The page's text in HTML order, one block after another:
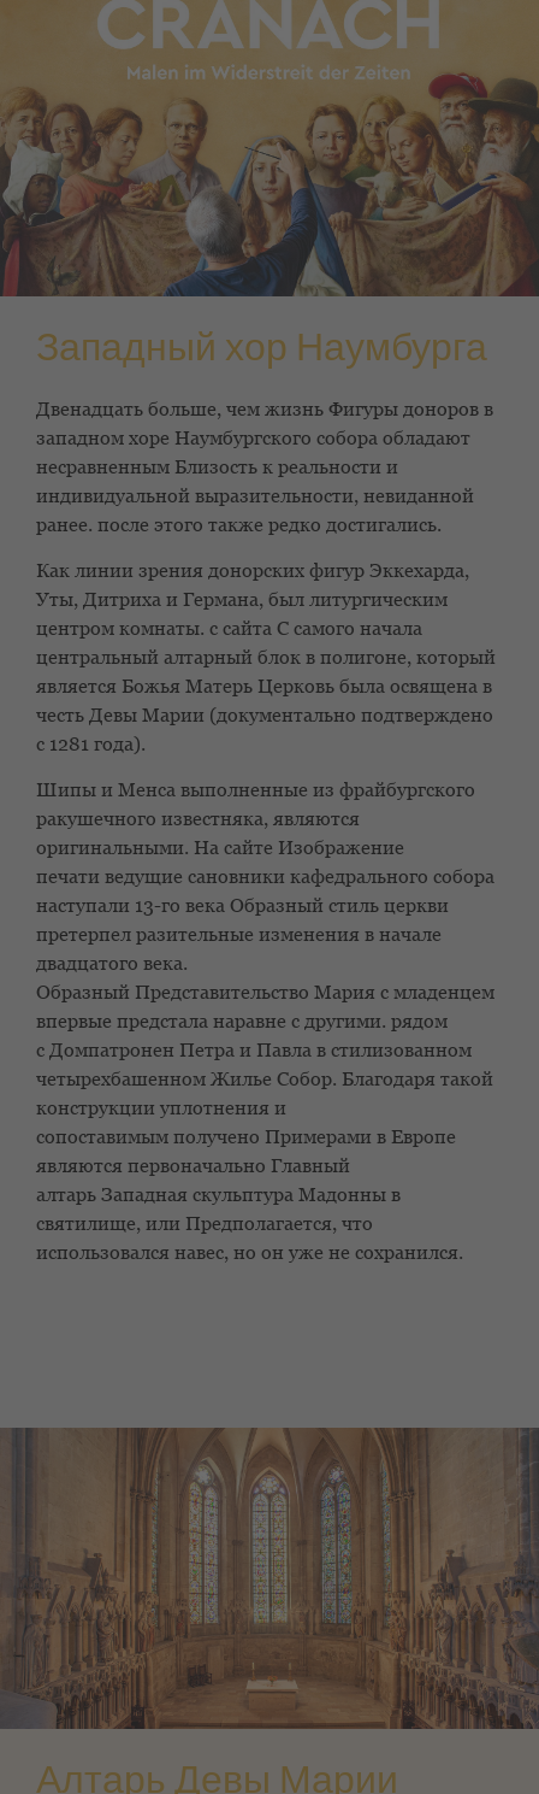
Западный хор Наумбурга
Двенадцать больше, чем жизнь Фигуры доноров в
западном хоре Наумбургского собора обладают
несравненным Близость к реальности и
индивидуальной выразительности, невиданной
ранее. после этого также редко достигались.
Как линии зрения донорских фигур Эккехарда,
Уты, Дитриха и Германа, был литургическим
центром комнаты. с сайта С самого начала
центральный алтарный блок в полигоне, который
является Божья Матерь Церковь была освящена в
честь Девы Марии (документально подтверждено
с 1281 года).
Шипы и Менса выполненные из фрайбургского
ракушечного известняка, являются
оригинальными. На сайте Изображение
печати ведущие сановники кафедрального собора
наступали 13-го века Образный стиль церкви
претерпел разительные изменения в начале
двадцатого века.
Образный Представительство Мария с младенцем
впервые предстала наравне с другими. рядом
с Домпатронен Петра и Павла в стилизованном
четырехбашенном Жилье Собор. Благодаря такой
конструкции уплотнения и
сопоставимым получено Примерами в Европе
являются первоначально Главный
алтарь Западная скульптура Мадонны в
святилище, или Предполагается, что
использовался навес, но он уже не сохранился.
Алтарь Девы Марии